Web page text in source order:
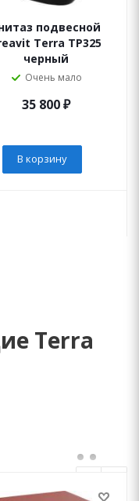
подвесной
Terra TP325
черный
Очень мало
35 800₽
В корзину
Terra